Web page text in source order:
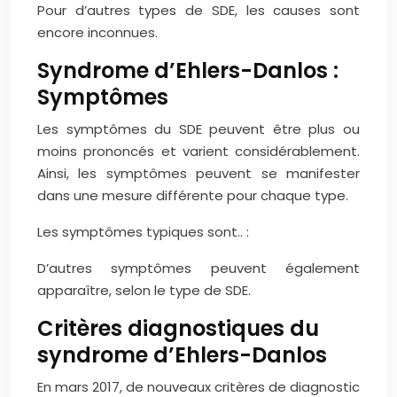
Pour d’autres types de SDE, les causes sont
encore inconnues.
Syndrome d’Ehlers-Danlos :
Symptômes
Les symptômes du SDE peuvent être plus ou
moins prononcés et varient considérablement.
Ainsi, les symptômes peuvent se manifester
dans une mesure différente pour chaque type.
Les symptômes typiques sont.. :
D’autres symptômes peuvent également
apparaître, selon le type de SDE.
Critères diagnostiques du
syndrome d’Ehlers-Danlos
En mars 2017, de nouveaux critères de diagnostic